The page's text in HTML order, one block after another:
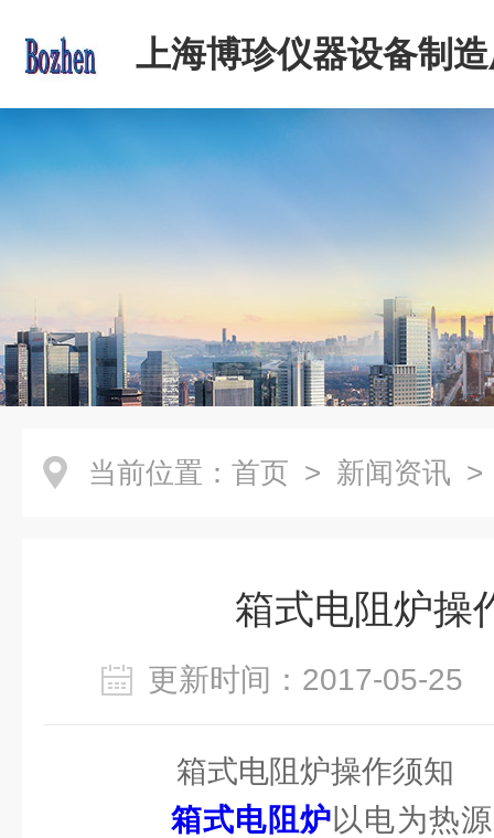
上海博珍仪器设备制
当前位置： 首页 > 新闻资讯 >
箱式电阻炉操
更新时间：2017-05-
箱式电阻炉操作须知
箱式电阻炉以电为热